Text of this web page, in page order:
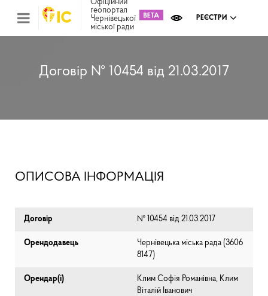
Офіційний
геопортал
Чернівецької
міської ради
РЕЄСТРИ
Договір № 10454 від 21.03.2017
ОПИСОВА ІНФОРМАЦІЯ
Договір № 10454 від 21.03.2017
Орендодавець
Чернівецька міська рада (⁨3606
8147⁩)
Орендар(і)
Клим Софія Романівна, Клим
Віталій Іванович